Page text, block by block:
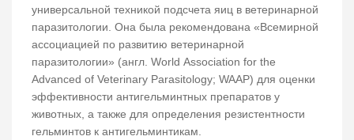
универсальной техникой подсчета яиц в ветеринарной
паразитологии. Она была рекомендована «Всемирной
ассоциацией по развитию ветеринарной
паразитологии» (англ. World Association for the
Advanced of Veterinary Parasitology; WAAP) для оценки
эффективности антигельминтных препаратов у
животных, а также для определения резистентности
гельминтов к антигельминтикам.